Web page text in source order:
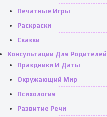
Печатные Игры
Раскраски
Сказки
Консультации Для Родителей
Праздники И Даты
Окружающий Мир
Психология
Развитие Речи